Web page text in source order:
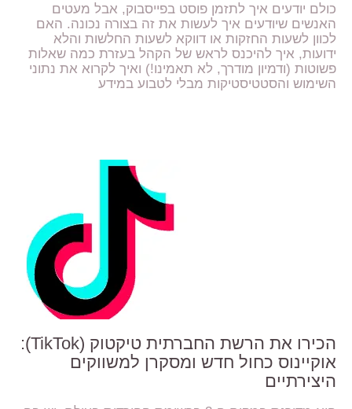
כולם יודעים איך לתזמן פוסט בפייסבוק, אבל מעטים
האנשים שיודעים איך לעשות את זה בצורה נכונה. האם
לכוון לשעות החזקות או דווקא לשעות החלשות והלא
ידועות, איך להיכנס לראש של הקהל בעזרת כמה שאלות
פשוטות (ודמיון מודרך, לא תאמינו!) ואיך לקרוא את נתוני
השימוש והסטטיסטיקות מבלי לטבוע במידע
הכירו את הרשת החברתית טיקטוק (TikTok):
אוקיינוס כחול חדש ומסקרן למשווקים
היצירתיים